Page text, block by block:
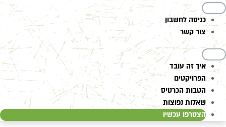
כניסה לחשבון
צור קשר
איך זה עובד
הפרויקטים
הטבות הכרטיס
שאלות נפוצות
הצטרפו עכשיו